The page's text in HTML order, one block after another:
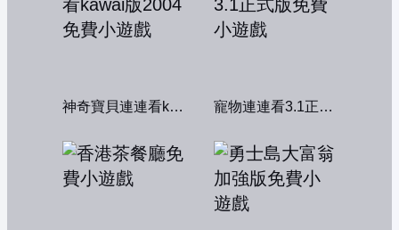
神奇寶貝連連看kawai版2004 寵物連連看3.1正式版